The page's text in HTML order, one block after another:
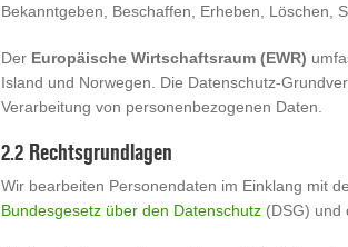
Bekanntgeben, Beschaffen, Erheben, Löschen,
Der Europäische Wirtschaftsraum (EWR)
Island und Norwegen. Die Datenschutz-
Verarbeitung von personenbezogenen Daten.
2.2 Rechtsgrundlagen
Wir bearbeiten Personendaten im Einklang mit
Bundesgesetz über den Datenschutz(DSG) und